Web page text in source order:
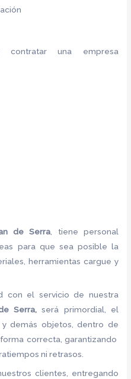
una empresa
de Serra , tiene personal
para que sea posible la
herramientas cargue y
con el servicio de nuestra
Serra,será primordial, el
demás objetos, dentro de
correcta, garantizando
ni retrasos.
clientes, entregando